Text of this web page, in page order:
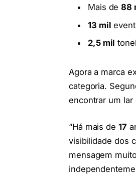
Mais de88
13 mil
2,5 mil
Agora a marca
categoria.
encontrar um lar
“Há mais de 17
visibilidade dos
mensagem